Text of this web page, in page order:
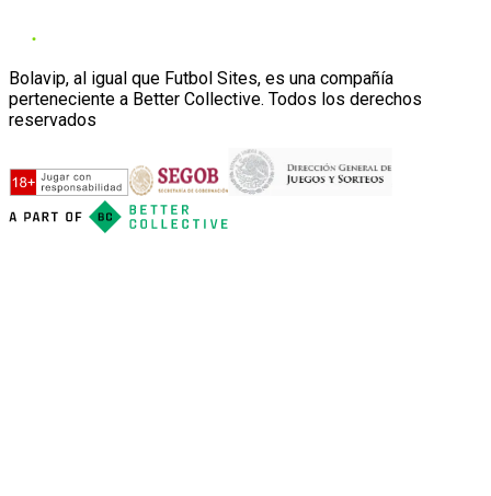
Bolavip, al igual que Futbol Sites, es una compañía
perteneciente a Better Collective. Todos los derechos
reservados